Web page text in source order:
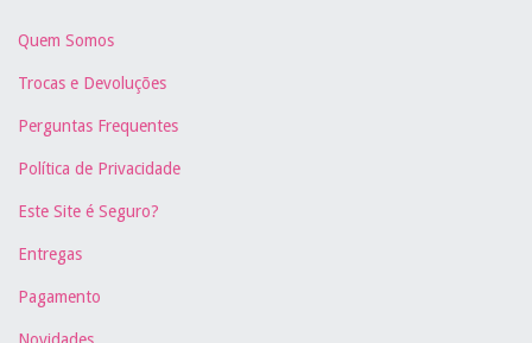
Quem Somos
Trocas e Devoluções
Perguntas Frequentes
Política de Privacidade
Este Site é Seguro?
Entregas
Pagamento